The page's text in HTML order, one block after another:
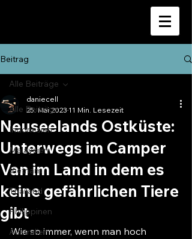
Beitrag
Alle Beiträge
Indonesien
Malaysien
Vietnam
Thailand
Philippinen
Australien
Alle Beiträge
Neuseelands Ostküste:
Unterwegs im Camper
Van im Land in dem es
keine gefährlichen Tiere
gibt
daniecell
25. Mai 2023 11 Min. Lesezeit
Wie so immer, wenn man hoch